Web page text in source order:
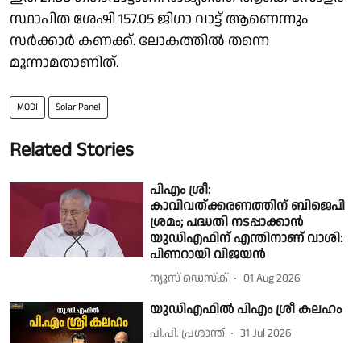
സ്ഥാപിത ശേഷി 157.05 ജിഗാ വാട്ട് ആണെന്നും
സര്‍ക്കാര്‍ കണക്ക്. ലോകത്തില്‍ തന്നെ
മൂന്നാമതാണിത്.
MODI Solar Panel
Related Stories
പിഎം ശ്രീ:
കാവിവത്ക്കരണത്തിന് ബിജെപി
ശ്രമം; പദ്ധതി നടപ്പാക്കാൻ
യുഡിഎഫിന് എന്തിനാണ് വാശി:
പിണറായി വിജയന്‍
ന്യൂസ് ഡെസ്ക് 01 Aug 2026
യുഡിഎഫിൽ പിഎം ശ്രീ കലഹം
പി.പി. പ്രശാന്ത് 31 Jul 2026